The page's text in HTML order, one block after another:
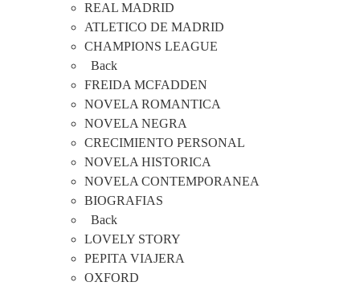
REAL MADRID
ATLETICO DE MADRID
CHAMPIONS LEAGUE
Back
FREIDA MCFADDEN
NOVELA ROMANTICA
NOVELA NEGRA
CRECIMIENTO PERSONAL
NOVELA HISTORICA
NOVELA CONTEMPORANEA
BIOGRAFIAS
Back
LOVELY STORY
PEPITA VIAJERA
OXFORD